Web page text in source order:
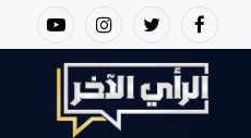
Facebook
Twitter
Instagram
YouTube